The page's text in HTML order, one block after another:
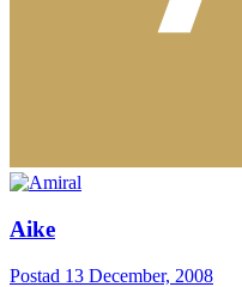
Aike
Postad 13 December, 2008